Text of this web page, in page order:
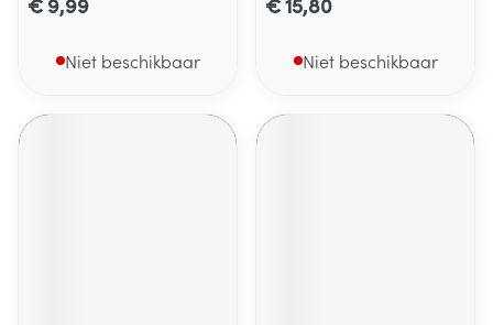
Niet beschikbaar Niet beschikbaar